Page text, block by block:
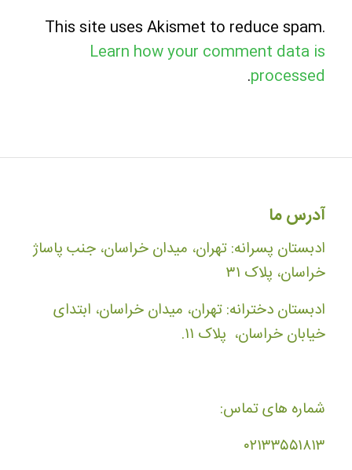
This site uses Akismet to reduce spam.
Learn how your comment data is
processed
.
آدرس ما
ادبستان پسرانه: تهران، میدان خراسان، جنب پاساژ
خراسان، پلاک ۳۱
ادبستان دخترانه: تهران، میدان خراسان، ابتدای
خیابان خراسان، پلاک ۱۱.
شماره های تماس:
۰۲۱۳۳۵۵۱۸۱۳